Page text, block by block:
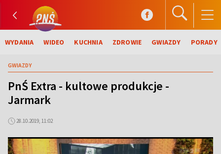
WYDANIA WIDEO KUCHNIA ZDROWIE GWIAZDY PORADY
GWIAZDY
PnŚ Extra - kultowe produkcje -
Jarmark
28.10.2019, 11:02